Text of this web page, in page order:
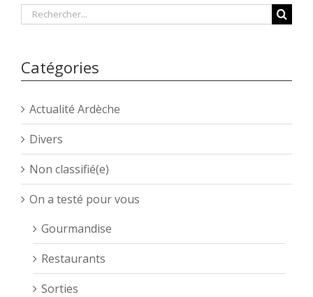
Rechercher
Catégories
Actualité Ardèche
Divers
Non classifié(e)
On a testé pour vous
Gourmandise
Restaurants
Sorties